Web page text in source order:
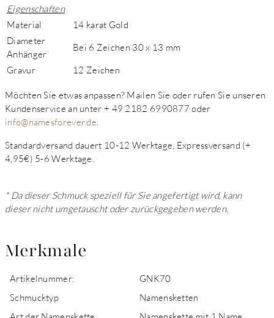
Eigenschaften
Material
14 karat Gold
Diameter
Anhänger
Bei 6 Zeichen 30 x 13 mm
Gravur 12 Zeichen
Möchten Sie etwas anpassen? Mailen Sie oder rufen Sie unseren
Kundenservice an unter + 49 2182 6990877 oder
info@namesforever.de
Standardversand dauert 10-12 Werktage, Expressversand (+
4,95€) 5-6 Werktage.
* Da dieser Schmuck speziell für Sie angefertigt wird, kann
dieser nicht umgetauscht oder zurückgegeben werden.
Merkmale
Artikelnummer:
GNK70
Schmucktyp
Namensketten